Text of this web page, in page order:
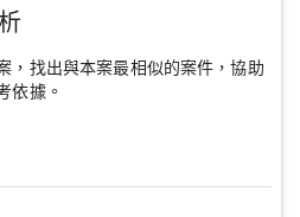
，找出與本案最相似的案件，協助
依據。